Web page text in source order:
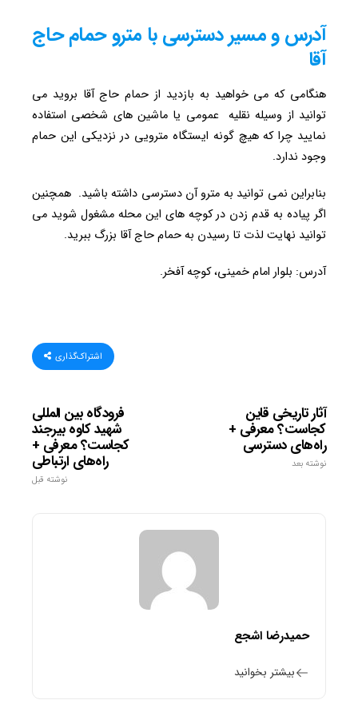
آدرس و مسیر دسترسی با مترو حمام حاج
آقا
هنگامی که می خواهید به بازدید از حمام حاج آقا بروید می
توانید از وسیله نقلیه عمومی یا ماشین های شخصی استفاده
نمایید چرا که هیچ گونه ایستگاه مترویی در نزدیکی این حمام
وجود ندارد.
بنابراین نمی توانید به مترو آن دسترسی داشته باشید. همچنین
اگر پیاده به قدم زدن در کوچه های این محله مشغول شوید می
توانید نهایت لذت تا رسیدن به حمام حاج آقا بزرگ ببرید.
آدرس: بلوار امام خمینی، کوچه آفخر.
اشتراک‌گذاری
فرودگاه بین المللی
شهید کاوه بیرجند
کجاست؟ معرفی +
راه‌های ارتباطی
نوشته قبل
آثار تاریخی قاین
کجاست؟ معرفی +
راه‌های دسترسی
نوشته بعد
حمیدرضا اشجع
بیشتر بخوانید